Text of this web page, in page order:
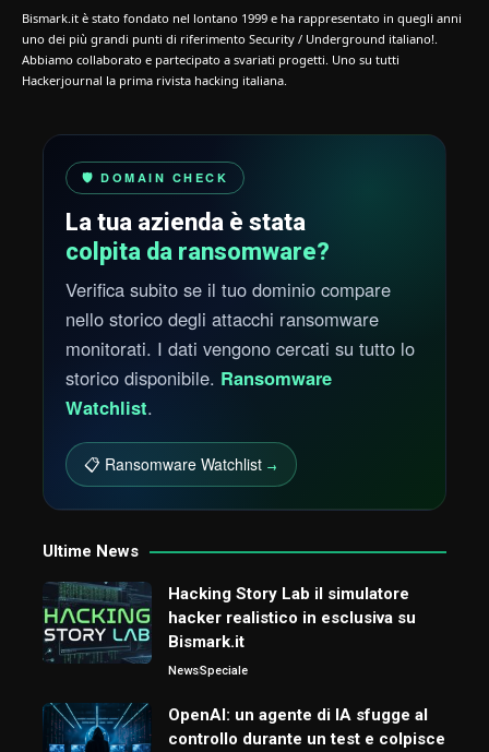
Bismark.it è stato fondato nel lontano 1999 e ha rappresentato in quegli anni
uno dei più grandi punti di riferimento Security / Underground italiano!.
Abbiamo collaborato e partecipato a svariati progetti. Uno su tutti
Hackerjournal la prima rivista hacking italiana.
🛡️ DOMAIN CHECK
La tua azienda è stata
colpita da ransomware?
Verifica subito se il tuo dominio compare
nello storico degli attacchi ransomware
monitorati. I dati vengono cercati su tutto lo
storico disponibile. Ransomware
Watchlist.
📋 Ransomware Watchlist →
Ultime News
Hacking Story Lab il simulatore
hacker realistico in esclusiva su
Bismark.it
NewsSpeciale
OpenAI: un agente di IA sfugge al
controllo durante un test e colpisce